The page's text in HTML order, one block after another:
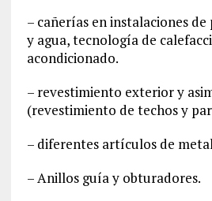
– cañerías en instalaciones
y agua, tecnología de
acondicionado.
– revestimiento exterior y
(revestimiento de techos y
– diferentes artículos de
– Anillos guía y obturadores.